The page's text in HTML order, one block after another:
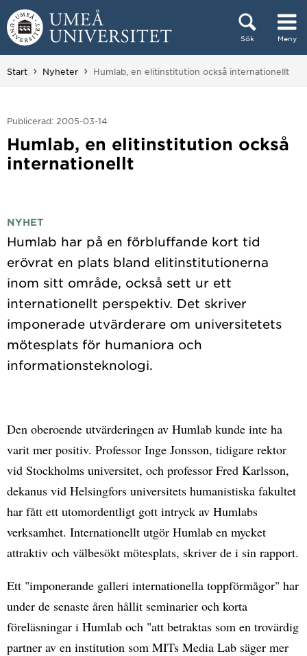
Hoppa direkt till innehållet
Sök Meny
Huvudmenyn dold.
Start Nyheter Du är här:
Humlab, en elitinstitution också internationellt
Publicerad: 2005-03-14
Humlab, en elitinstitution också
internationellt
NYHET
Humlab har på en förbluffande kort tid
erövrat en plats bland elitinstitutionerna
inom sitt område, också sett ur ett
internationellt perspektiv. Det skriver
imponerade utvärderare om universitetets
mötesplats för humaniora och
Den oberoende utvärderingen av Humlab kunde inte ha
varit mer positiv. Professor Inge Jonsson, tidigare rektor
vid Stockholms universitet, och professor Fred Karlsson,
dekanus vid Helsingfors universitets humanistiska fakultet
har fått ett utomordentligt gott intryck av Humlabs
verksamhet. Internationellt utgör Humlab en mycket
attraktiv och välbesökt mötesplats, skriver de i sin rapport.
Ett "imponerande galleri internationella toppförmågor" har
under de senaste åren hållit seminarier och korta
föreläsningar i Humlab och "att betraktas som en trovärdig
partner av en institution som MITs Media Lab säger mer